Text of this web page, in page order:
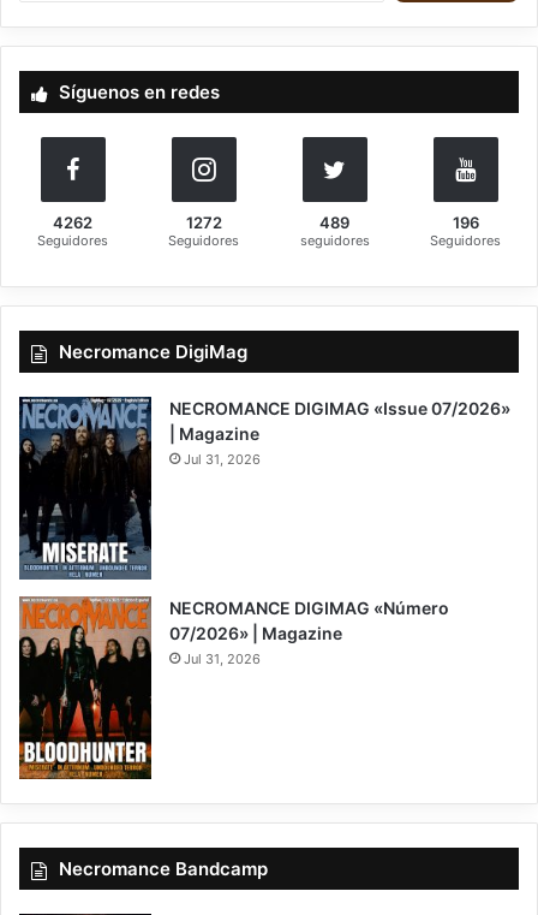
Síguenos en redes
4262
Seguidores
1272
Seguidores
489
seguidores
196
Seguidores
Necromance DigiMag
NECROMANCE DIGIMAG «Issue 07/2026»
| Magazine
Jul 31, 2026
NECROMANCE DIGIMAG «Número
07/2026» | Magazine
Jul 31, 2026
Necromance Bandcamp